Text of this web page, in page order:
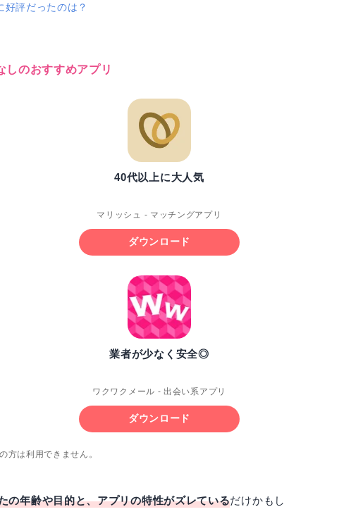
評だったのは？
しのおすすめアプリ
40代以上に大人気
マリッシュ - マッチングアプリ
ダウンロード
業者が少なく安全◎
ワクワクメール - 出会い系アプリ
ダウンロード
方は利用できません。
の年齢や目的と、アプリの特性がズレているだけかもし